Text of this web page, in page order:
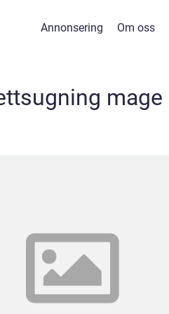
Annonsering Om oss
mage